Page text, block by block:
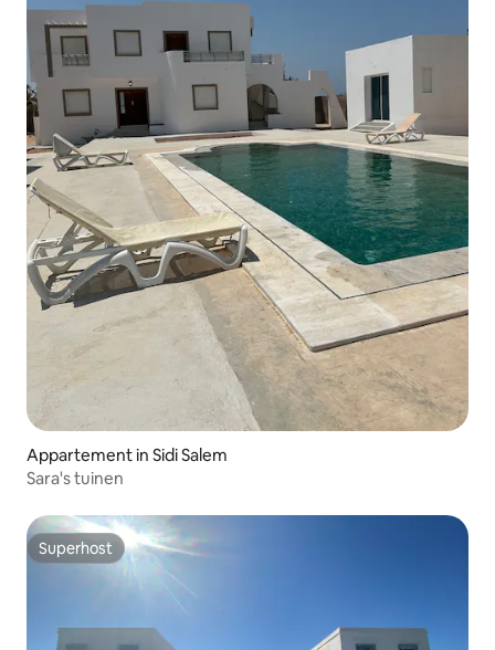
Appartement in Sidi Salem
Sara's tuinen
Superhost
Superhost